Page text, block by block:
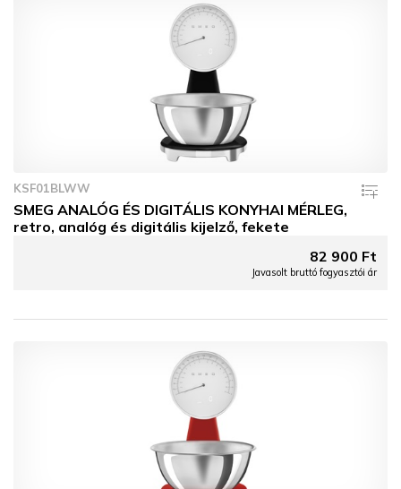
KSF01BLWW
SMEG ANALÓG ÉS DIGITÁLIS KONYHAI MÉRLEG,
retro, analóg és digitális kijelző, fekete
82 900 Ft
Javasolt bruttó fogyasztói ár